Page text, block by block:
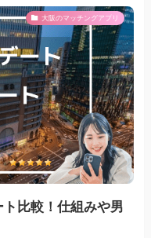
大阪のマッチングアプリ
比較！仕組みや男